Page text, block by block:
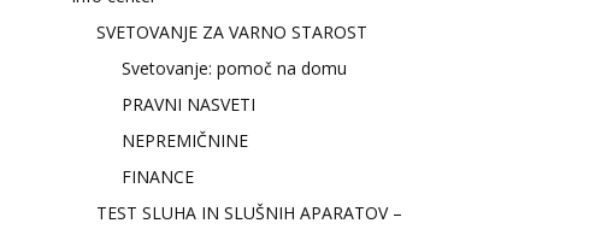
SVETOVANJE ZA VARNO STAROST
Svetovanje: pomoč na domu
PRAVNI NASVETI
NEPREMIČNINE
FINANCE
TEST SLUHA IN SLUŠNIH APARATOV –